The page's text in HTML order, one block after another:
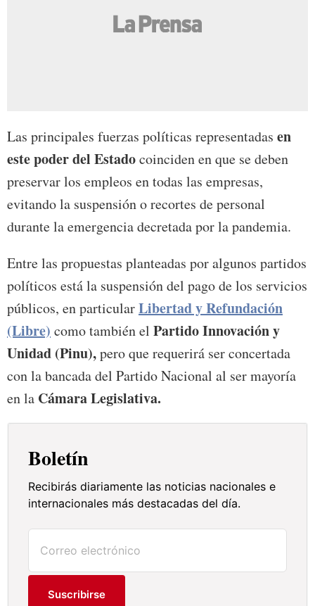
Las principales fuerzas políticas representadas en
este poder del Estadocoinciden en que se deben
preservar los empleos en todas las empresas,
evitando la suspensión o recortes de personal
durante la emergencia decretada por la pandemia.
Entre las propuestas planteadas por algunos partidos
políticos está la suspensión del pago de los servicios
públicos, en particularLibertad y Refundación
(Libre) como también el Partido Innovación y
Unidad (Pinu),pero que requerirá ser concertada
con la bancada del Partido Nacional al ser mayoría
en la Cámara Legislativa.
Boletín
Recibirás diariamente las noticias nacionales e
internacionales más destacadas del día.
Suscribirse